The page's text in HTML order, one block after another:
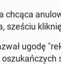
chcąca
sześciu
ugodę